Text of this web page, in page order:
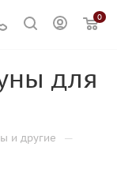
0
для
и другие —